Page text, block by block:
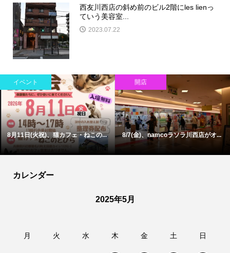
西友川西店の斜め前のビル2階にles lienっ
ていう美容室...
2023.07.22
イベント
8月11日(火祝)、猫カフェ・ねこの...
開店
8/7(金)、namcoラソラ川西店がオ...
カレンダー
2025年5月
月 火 水 木 金 土 日